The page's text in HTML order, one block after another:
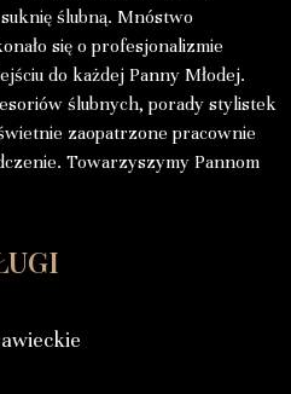
ślubną. Mnóstwo
się o profesjonalizmie
do każdej Panny Młodej.
ślubnych, porady stylistek
zaopatrzone pracownie
Towarzyszymy Pannom